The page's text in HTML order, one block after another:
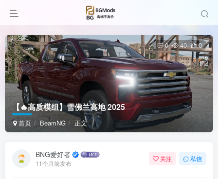
【🔥高质模组】雪佛兰高地 2025
首页 BeamNG 正文
0 40 0
BNG爱好者
11个月前发布
关注 私信